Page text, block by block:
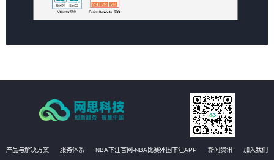
产品与解决方案 服务体系 NBA下注官网-NBA比赛外围下注APP 新闻资讯 加入我们